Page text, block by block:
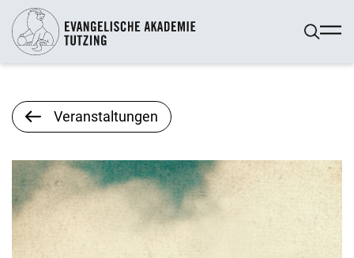
Veranstaltungen